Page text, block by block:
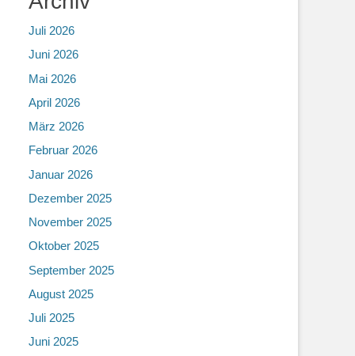
Juli 2026
Juni 2026
Mai 2026
April 2026
März 2026
Februar 2026
Januar 2026
Dezember 2025
November 2025
Oktober 2025
September 2025
August 2025
Juli 2025
Juni 2025